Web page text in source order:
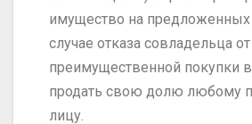
имущество на предложенных
случае отказа совладельца
преимущественной покупки
продать свою долю любому
лицу.